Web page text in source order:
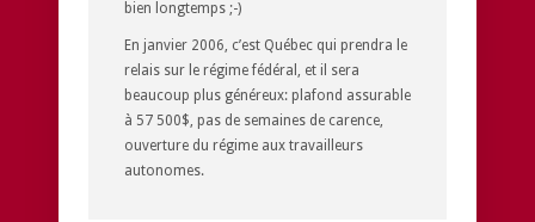
bien longtemps ;-)
En janvier 2006, c’est Québec qui prendra le
relais sur le régime fédéral, et il sera
beaucoup plus généreux: plafond assurable
à 57 500$, pas de semaines de carence,
ouverture du régime aux travailleurs
autonomes.